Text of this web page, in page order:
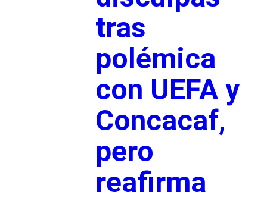
tras
polémica
con UEFA y
Concacaf,
pero
reafirma